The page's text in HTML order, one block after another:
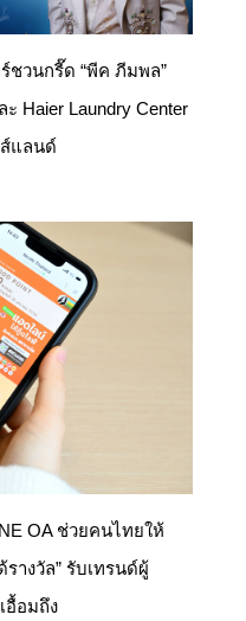
ชวนกรี๊ด “พีค ภีมพล”
Haier Laundry Center
แลนด์
OA ช่วยคนไทยให้
างวัล” รับเทรนด์ผู้
อื้อมถึง